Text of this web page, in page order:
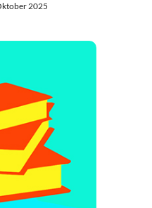
2025